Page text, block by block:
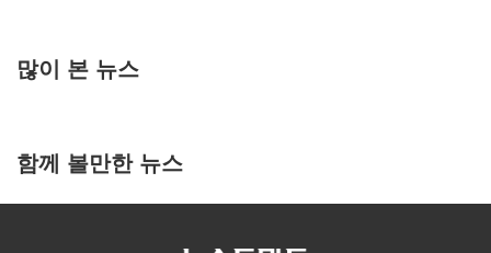
많이 본 뉴스
함께 볼만한 뉴스